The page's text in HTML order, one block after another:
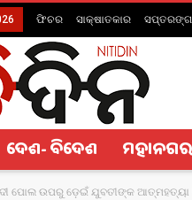
ଫିଚର ସାକ୍ଷାତକାର ସପ୍ତରଙ୍ଗ
ଦେଶ- ବିଦେଶ ମହାନଗର
ପୋଲ ଉପରୁ ଡ଼େଇଁ ଯୁବତୀଙ୍କ ଆତ୍ମହତ୍ୟା